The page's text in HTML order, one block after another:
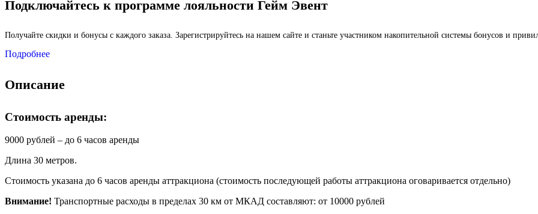
Подключайтесь к программе лояльности Гейм Эвент
Получайте скидки и бонусы с каждого заказа. Зарегистрируйтесь на нашем сайте и станьте участником накопительной системы бонусов и
Подробнее
Описание
Стоимость аренды:
9000 рублей – до 6 часов аренды
Длина 30 метров.
Стоимость указана до 6 часов аренды аттракциона (стоимость последующей работы аттракциона оговаривается отдельно)
Внимание! Транспортные расходы в пределах 30 км от МКАД составляют: от 10000 рублей